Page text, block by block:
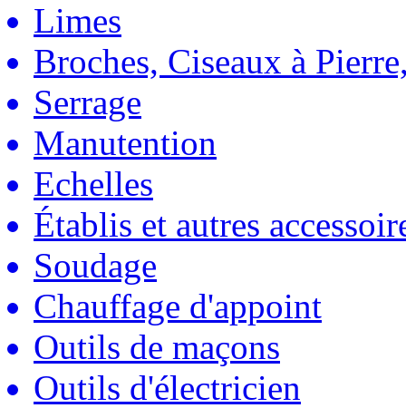
Limes
Broches, Ciseaux à
Serrage
Manutention
Echelles
Établis et autres
Soudage
Chauffage d'appoint
Outils de maçons
Outils d'électricien